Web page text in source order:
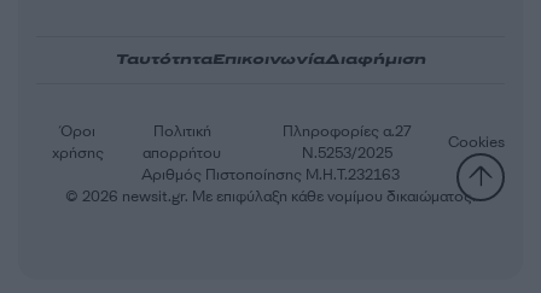
ΤαυτότηταΕπικοινωνίαΔιαφήμιση
Αριθμός Πιστοποίησης Μ.Η.Τ.232163
Όροι
χρήσης
Πολιτική
απορρήτου
Πληροφορίες α.27
Ν.5253/2025
Cookies
© 2026 newsit.gr. Με επιφύλαξη κάθε νομίμου δικαιώματος.